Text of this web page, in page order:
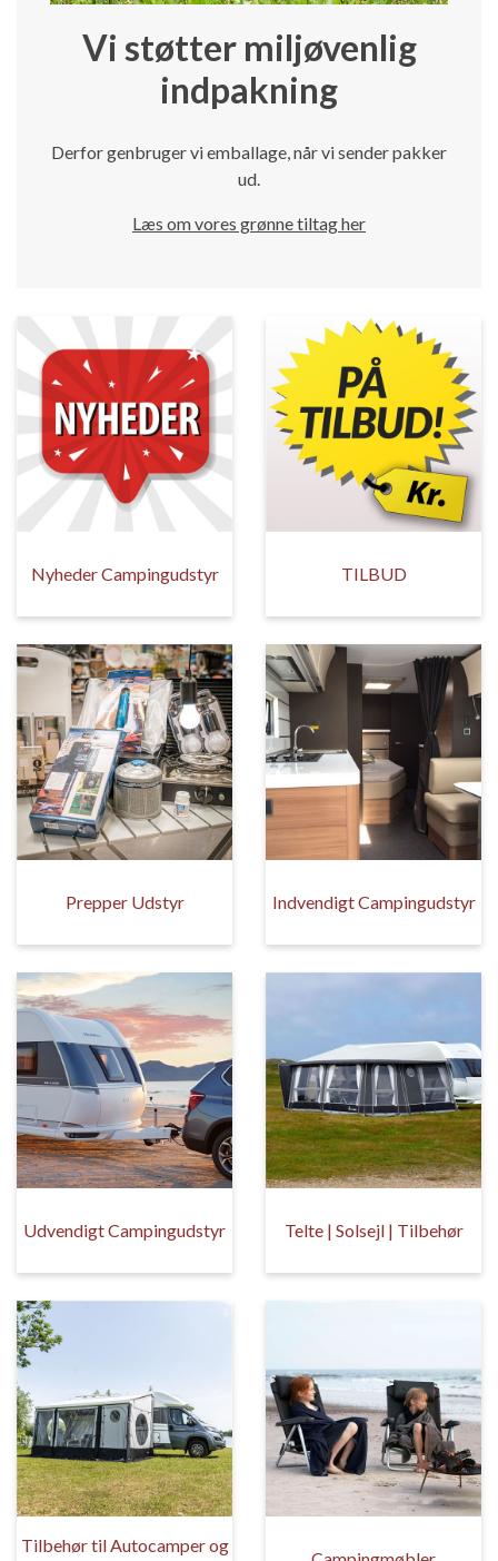
Vi støtter miljøvenlig
indpakning
Derfor genbruger vi emballage, når vi sender pakker
ud.
Læs om vores grønne tiltag her
Nyheder Campingudstyr TILBUD
Prepper Udstyr Indvendigt Campingudstyr
Udvendigt Campingudstyr Telte | Solsejl | Tilbehør
Tilbehør til Autocamper og